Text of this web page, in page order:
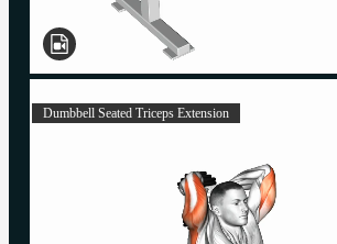
Dumbbell Seated Triceps Extension